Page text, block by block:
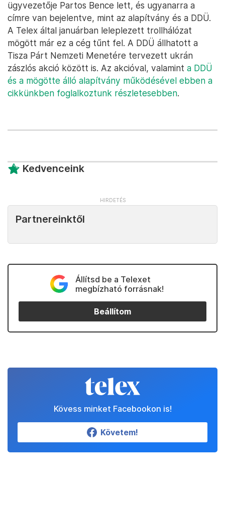
ügyvezetője Partos Bence lett, és ugyanarra a
címre van bejelentve, mint az alapítvány és a DDÜ.
A Telex által januárban leleplezett trollhálózat
mögött már ez a cég tűnt fel. A DDÜ állhatott a
Tisza Párt Nemzeti Menetére tervezett ukrán
zászlós akció között is. Az akcióval, valamint a DDÜ
és a mögötte álló alapítvány működésével ebben a
cikkünkben foglalkoztunk részletesebben.
Kedvenceink
Partnereinktől
Állítsd be a Telexet
megbízható forrásnak!
Beállítom
Kövess minket Facebookon is!
Követem!